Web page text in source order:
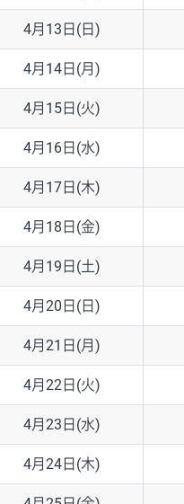
4月13日(日)
4月14日(月)
4月15日(火)
4月16日(水)
4月17日(木)
4月18日(金)
4月19日(土)
4月20日(日)
4月21日(月)
4月22日(火)
4月23日(水)
4月24日(木)